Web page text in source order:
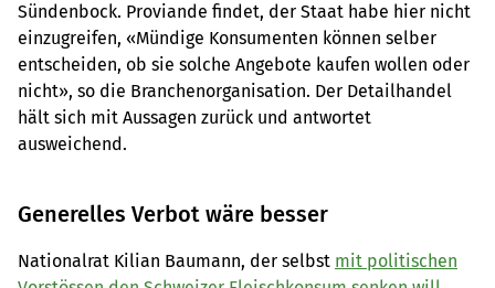
Sündenbock. Proviande findet, der Staat habe hier nicht
einzugreifen, «Mündige Konsumenten können selber
entscheiden, ob sie solche Angebote kaufen wollen oder
nicht», so die Branchenorganisation. Der Detailhandel
hält sich mit Aussagen zurück und antwortet
ausweichend.
Generelles Verbot wäre besser
Nationalrat Kilian Baumann, der selbst mit politischen